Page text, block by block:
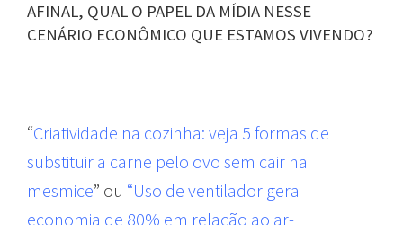
AFINAL, QUAL O PAPEL DA MÍDIA NESSE
CENÁRIO ECONÔMICO QUE ESTAMOS VIVENDO?
“Criatividade na cozinha: veja 5 formas de
substituir a carne pelo ovo sem cair na
mesmice” ou “Uso de ventilador gera
economia de 80% em relação ao ar-